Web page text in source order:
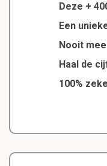
Deze +
Een
Nooit
Haal de
100%